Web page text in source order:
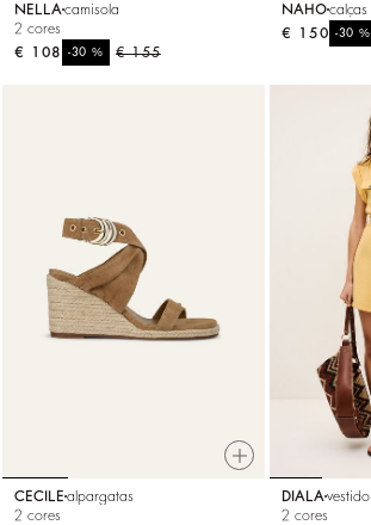
NELLA camisola
2 cores
€ 155
-30%
€ 108
NAHOcalças
-30%
€ 150
CECILE alpargatas
2 cores
DIALA vestido
2 cores